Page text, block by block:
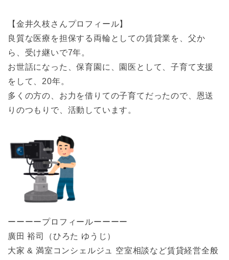
【金井久枝さんプロフィール】
良質な医療を担保する両輪としての賃貸業を、父か
ら、受け継いで7年。
お世話になった、保育園に、園医として、子育て支援
をして、20年。
多くの方の、お力を借りての子育てだったので、恩送
りのつもりで、活動しています。
ーーーープロフィールーーーー
廣田 裕司（ひろた ゆうじ）
大家 & 満室コンシェルジュ 空室相談など賃貸経営全般